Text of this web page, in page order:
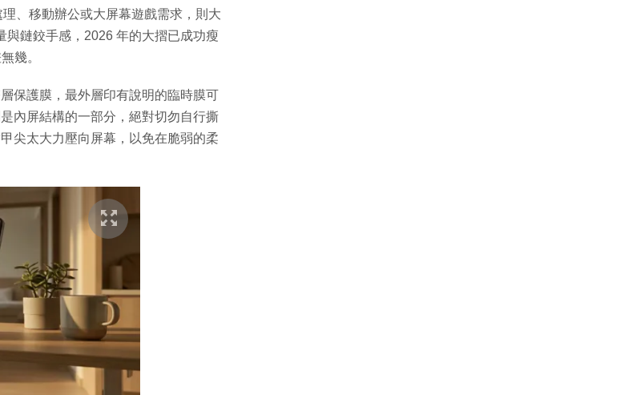
、移動辦公或大屏幕遊戲需求，則大
鏈鉸手感，2026 年的大摺已成功瘦
幾。
保護膜，最外層印有說明的臨時膜可
內屏結構的一部分，絕對切勿自行撕
尖太大力壓向屏幕，以免在脆弱的柔